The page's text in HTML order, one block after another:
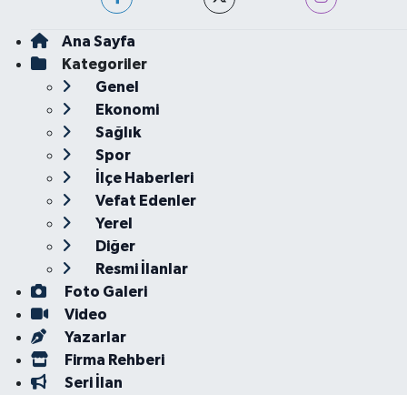
Ana Sayfa
Kategoriler
Genel
Ekonomi
Sağlık
Spor
İlçe Haberleri
Vefat Edenler
Yerel
Diğer
Resmi İlanlar
Foto Galeri
Video
Yazarlar
Firma Rehberi
Seri İlan